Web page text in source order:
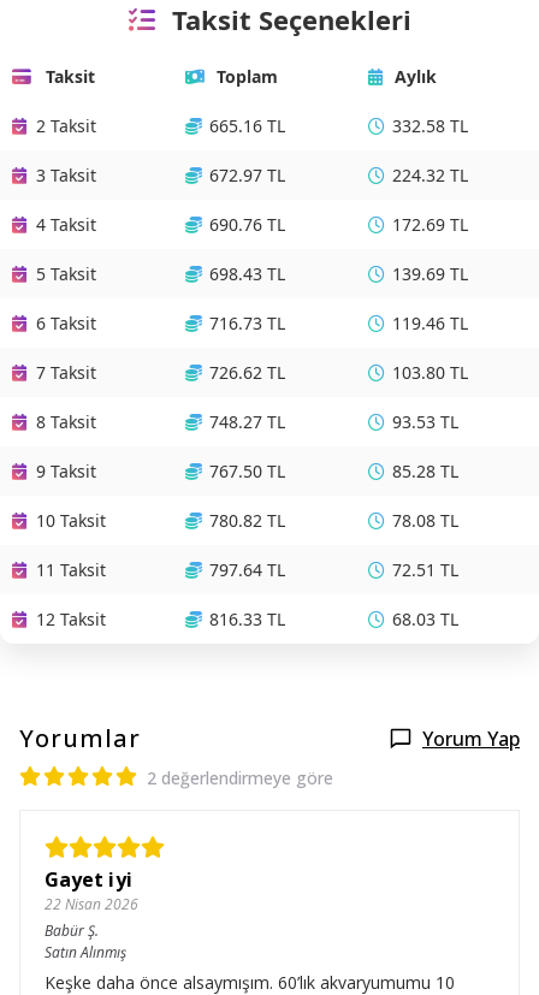
Taksit Seçenekleri
Taksit Toplam Aylık
2 Taksit 665.16 TL 332.58 TL
3 Taksit 672.97 TL 224.32 TL
4 Taksit 690.76 TL 172.69 TL
5 Taksit 698.43 TL 139.69 TL
6 Taksit 716.73 TL 119.46 TL
7 Taksit 726.62 TL 103.80 TL
8 Taksit 748.27 TL 93.53 TL
9 Taksit 767.50 TL 85.28 TL
10 Taksit 780.82 TL 78.08 TL
11 Taksit 797.64 TL 72.51 TL
12 Taksit 816.33 TL 68.03 TL
Yorumlar Yorum Yap
2 değerlendirmeye göre
Gayet iyi
22 Nisan 2026
BabürŞ.
Satın Alınmış
Keşke daha önce alsaymışım. 60’lık akvaryumumu 10